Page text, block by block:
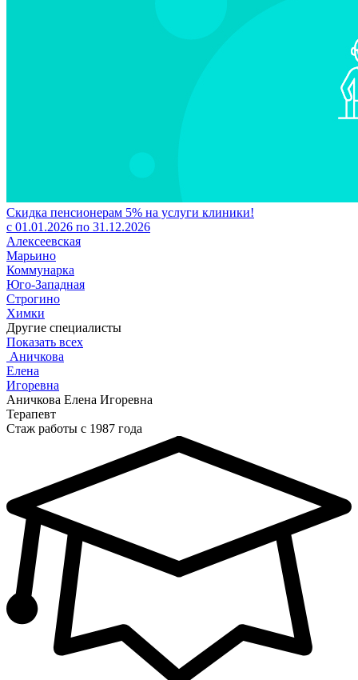
Скидка пенсионерам 5% на услуги клиники!
с 01.01.2026 по 31.12.2026
Алексеевская
Марьино
Коммунарка
Юго-Западная
Строгино
Химки
Другие специалисты
Показать всех
Аничкова
Елена
Игоревна
Аничкова Елена Игоревна
Терапевт
Стаж работы с 1987 года